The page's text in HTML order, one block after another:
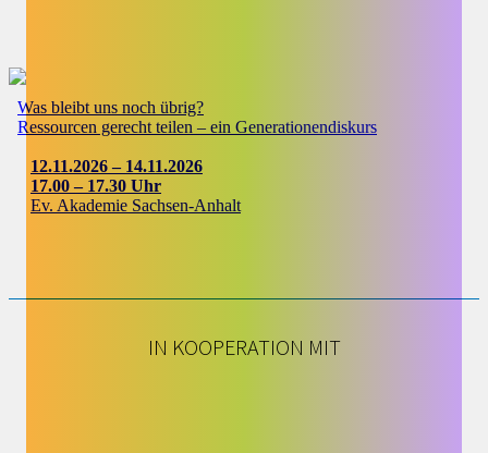
Was bleibt uns noch übrig?
Ressourcen gerecht teilen – ein Generationendiskurs
12.11.2026 – 14.11.2026
17.00 – 17.30 Uhr
Ev. Akademie Sachsen-Anhalt
IN KOOPERATION MIT